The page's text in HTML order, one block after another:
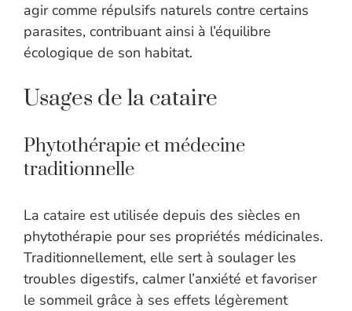
agir comme répulsifs naturels contre certains
parasites, contribuant ainsi à l’équilibre
écologique de son habitat.
Usages de la cataire
Phytothérapie et médecine
traditionnelle
La cataire est utilisée depuis des siècles en
phytothérapie pour ses propriétés médicinales.
Traditionnellement, elle sert à soulager les
troubles digestifs, calmer l’anxiété et favoriser
le sommeil grâce à ses effets légèrement